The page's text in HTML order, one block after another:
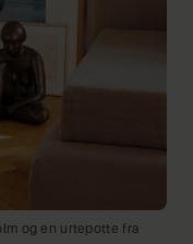
og en urtepotte fra